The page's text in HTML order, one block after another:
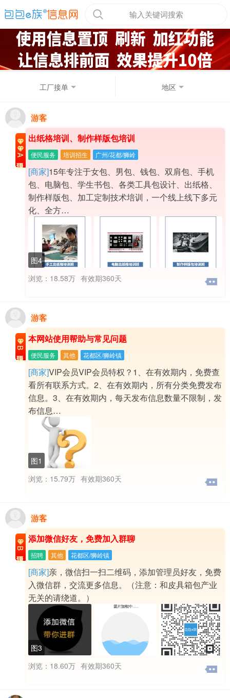
输入关键词搜索
工厂接单 地区
游客
A级置顶
出纸格培训、制作样版包培训
便民服务 培训招生 广州/花都/狮岭
[商家]15年专注于女包、男包、钱包、双肩包、手机
包、电脑包、学生书包、各类工具包设计、出纸格、
制作样版包、加工定制技术培训，一个线上线下多元
化、全方…
图4
浏览：18.58万 有效期360天
游客
B级置顶
本网站使用帮助与常见问题
便民服务 其他 花都区/狮岭镇
[商家]VIP会员VIP会员特权？1、在有效期内，免费查
看所有联系方式。2、在有效期内，所有分类免费发布
信息。3、在有效期内，每天发布信息数量不限制，发
布信息…
图1
浏览：15.79万 有效期360天
游客
B级置顶
添加微信好友，免费加入群聊
招聘 其他 花都区/狮岭镇
[商家]亲，微信扫一扫二维码，添加管理员好友，免费
入微信群，交流更多信息。（注意：和皮具箱包产业
无关的请绕道。）
图3
浏览：18.60万 有效期360天